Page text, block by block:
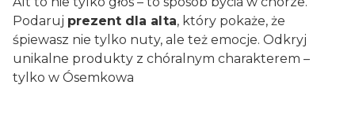
Podaruj prezent dla alta, który pokaże, że
śpiewasz nie tylko nuty, ale też emocje. Odkryj
unikalne produkty z chóralnym charakterem –
tylko w Ósemkowa